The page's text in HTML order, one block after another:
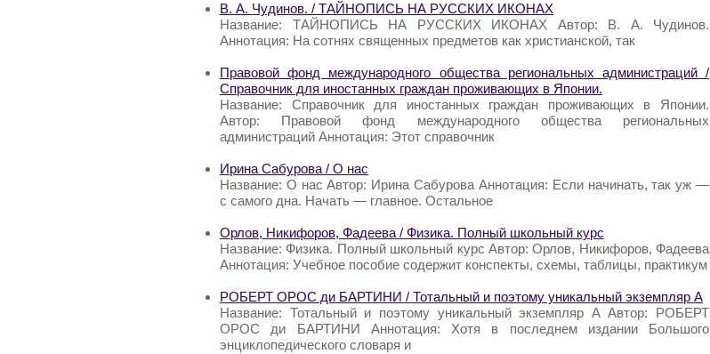
В. А. Чудинов. / ТАЙНОПИСЬ НА РУССКИХ ИКОНАХ
Название: ТАЙНОПИСЬ НА РУССКИХ ИКОНАХ Автор: В. А. Чудинов.
Аннотация: На сотнях священных предметов как христианской, так
Правовой фонд международного общества региональных администраций /
Справочник для иностанных граждан проживающих в Японии.
Название: Справочник для иностанных граждан проживающих в Японии.
Автор: Правовой фонд международного общества региональных
администраций Аннотация: Этот справочник
Ирина Сабурова / О нас
Название: О нас Автор: Ирина Сабурова Аннотация: Если начинать, так уж —
с самого дна. Начать — главное. Остальное
Орлов, Никифоров, Фадеева / Физика. Полный школьный курс
Название: Физика. Полный школьный курс Автор: Орлов, Никифоров, Фадеева
Аннотация: Учебное пособие содержит конспекты, схемы, таблицы, практикум
РОБЕРТ ОРОС ди БАРТИНИ / Тотальный и поэтому уникальный экземпляр А
Название: Тотальный и поэтому уникальный экземпляр А Автор: РОБЕРТ
ОРОС ди БАРТИНИ Аннотация: Хотя в последнем издании Большого
энциклопедического словаря и